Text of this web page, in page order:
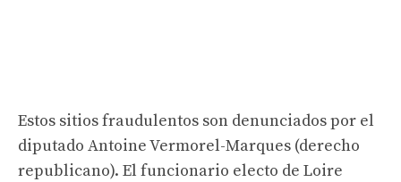
Estos sitios fraudulentos son denunciados por el
diputado Antoine Vermorel-Marques (derecho
republicano). El funcionario electo de Loire